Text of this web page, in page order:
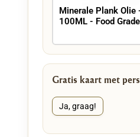
Minerale Plank Olie
100ML - Food Grade
Gratis kaart met
Ja, graag!